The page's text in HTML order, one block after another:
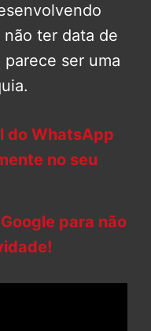
ter data de
ser uma
do WhatsApp
no seu
para não